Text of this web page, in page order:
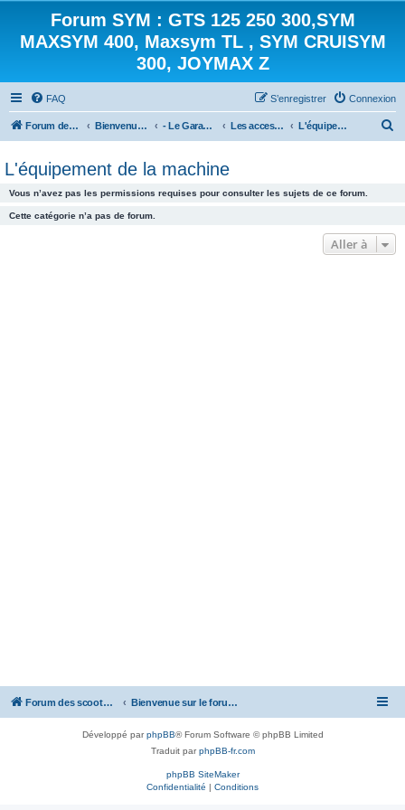
Forum SYM : GTS 125 250 300,SYM
MAXSYM 400, Maxsym TL , SYM CRUISYM
300, JOYMAX Z
FAQ Connexion
S’enregistrer
Forum des scooters SYM - GTS -MAXSYM - CRUISYM - JOYMAX - Maxsym TL Bienvenue sur le forum des scooters de la gamme SYM - Le Garage - Les accessoires L'équipement de la machine
r
c
L'équipement de la machine
Vous n’avez pas les permissions requises pour consulter les sujets de ce forum.
Cette catégorie n’a pas de forum.
Aller à
Forum des scooters SYM - GTS -MAXSYM - CRUISYM - JOYMAX - Maxsym TL Bienvenue sur le forum des scooters de la gamme SYM
Développé parphpBB® Forum Software © phpBB Limited
Traduit parphpBB-fr.com
phpBB SiteMaker
Confidentialité | Conditions